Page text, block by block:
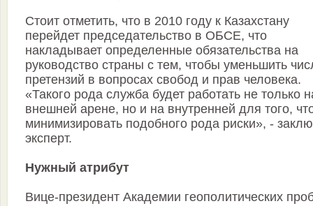
Стоит отметить, что в 2010 году к Казахстану
перейдет председательство в ОБСЕ, что
накладывает определенные обязательства на
руководство страны с тем, чтобы уменьшить
претензий в вопросах свобод и прав человека.
«Такого рода служба будет работать не только
внешней арене, но и на внутренней для того,
минимизировать подобного рода риски», -
эксперт.
Нужный атрибут
Вице-президент Академии геополитических